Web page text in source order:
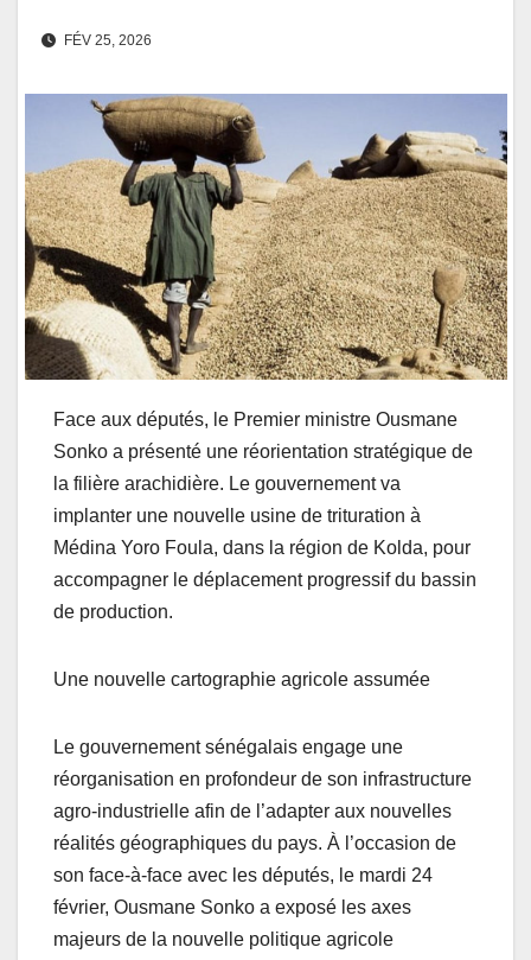
FÉV 25, 2026
Face aux députés, le Premier ministre Ousmane
Sonko a présenté une réorientation stratégique de
la filière arachidière. Le gouvernement va
implanter une nouvelle usine de trituration à
Médina Yoro Foula, dans la région de Kolda, pour
accompagner le déplacement progressif du bassin
de production.
Une nouvelle cartographie agricole assumée
Le gouvernement sénégalais engage une
réorganisation en profondeur de son infrastructure
agro-industrielle afin de l’adapter aux nouvelles
réalités géographiques du pays. À l’occasion de
son face-à-face avec les députés, le mardi 24
février, Ousmane Sonko a exposé les axes
majeurs de la nouvelle politique agricole